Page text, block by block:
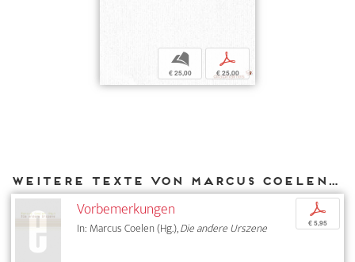
b
€ 25,00
p
€ 25,00
Weitere Texte von Marcus Coelen bei DIAPHANES
Vorbemerkungen
In: Marcus Coelen (Hg.),Die andere Urszene
p
€ 5,95